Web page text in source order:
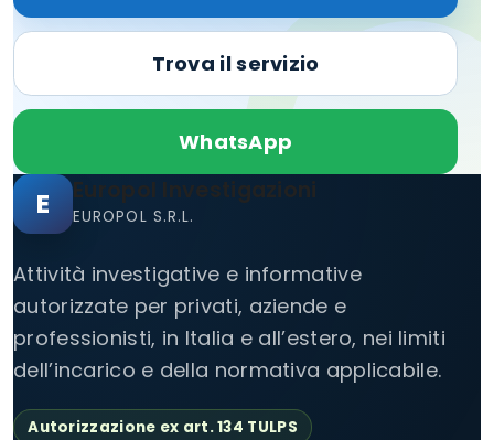
Trova il servizio
WhatsApp
E Europol Investigazioni
EUROPOL S.R.L.
Attività investigative e informative
autorizzate per privati, aziende e
professionisti, in Italia e all’estero, nei limiti
dell’incarico e della normativa applicabile.
Autorizzazione ex art. 134 TULPS